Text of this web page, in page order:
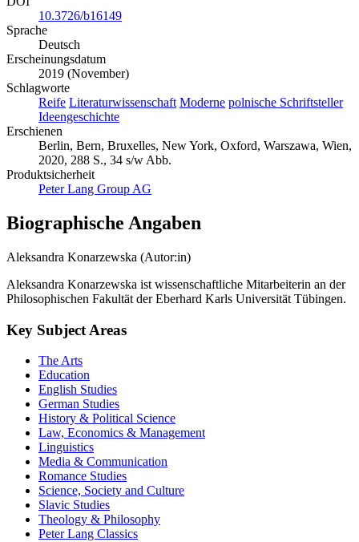
10.3726/b16149
Sprache
Deutsch
Erscheinungsdatum
2019 (November)
Schlagworte
Reife Literaturwissenschaft Moderne polnische Schriftsteller
Ideengeschichte
Erschienen
Berlin, Bern, Bruxelles, New York, Oxford, Warszawa, Wien,
2020, 288 S., 34 s/w Abb.
Produktsicherheit
Peter Lang Group AG
Biographische Angaben
Aleksandra Konarzewska (Autor:in)
Aleksandra Konarzewska ist wissenschaftliche Mitarbeiterin an der
Philosophischen Fakultät der Eberhard Karls Universität Tübingen.
Key Subject Areas
The Arts
Education
English Studies
German Studies
History & Political Science
Law, Economics & Management
Linguistics
Media & Communication
Romance Studies
Science, Society and Culture
Slavic Studies
Theology & Philosophy
Peter Lang Classics